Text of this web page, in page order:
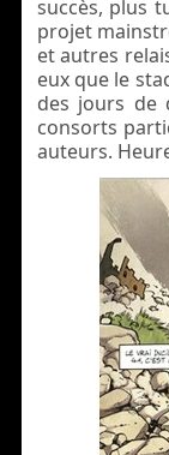
succès, plus
projet
et autres
eux que le
des jours de
consorts
auteurs.